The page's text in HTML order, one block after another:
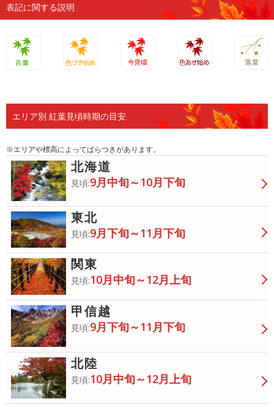
表記に関する説明
エリア別 紅葉見頃時期の目安
※エリアや標高によってばらつきがあります。
北海道
見頃:9月中旬～10月下旬
東北
見頃:9月下旬～11月下旬
関東
見頃:10月中旬～12月上旬
甲信越
見頃:9月下旬～11月下旬
北陸
見頃:10月中旬～12月上旬